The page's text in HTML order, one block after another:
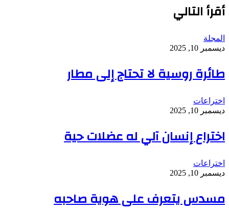
أقرأ التالي
المجلة
ديسمبر 10, 2025
طائرة روسية لا تحتاج إلى مطار
اختراعات
ديسمبر 10, 2025
اختراع إنسان آلي له عضلات حية
اختراعات
ديسمبر 10, 2025
مسدس يتعرف على هوية صاحبه